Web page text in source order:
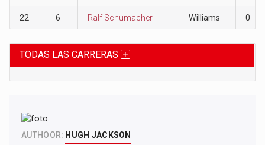
22 6 Ralf Schumacher Williams 0
TODAS LAS CARRERAS
AUTHOOR: HUGH JACKSON